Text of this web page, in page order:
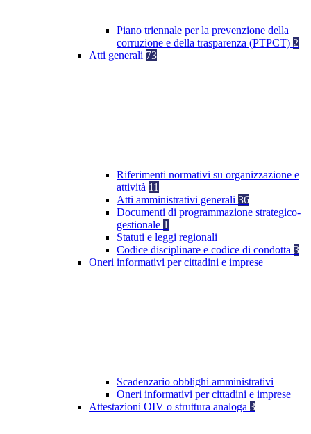
Piano triennale per la prevenzione della
corruzione e della trasparenza (PTPCT) 2
Atti generali 73
Riferimenti normativi su organizzazione e
attività 11
Atti amministrativi generali 36
Documenti di programmazione strategico-
gestionale 1
Statuti e leggi regionali
Codice disciplinare e codice di condotta 3
Oneri informativi per cittadini e imprese
Scadenzario obblighi amministrativi
Oneri informativi per cittadini e imprese
Attestazioni OIV o struttura analoga 3